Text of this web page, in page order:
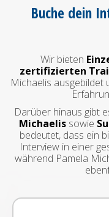
Buche dein
Wir bieten
zertifizierten
Michaelis ausgebildet
Darüber hinaus gibt
Michaelissowie
bedeutet, dass ein
Interview in einer
während Pamela